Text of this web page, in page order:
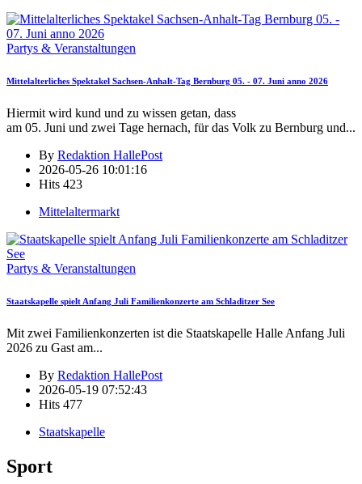
Partys & Veranstaltungen
Mittelalterliches Spektakel Sachsen-Anhalt-Tag Bernburg 05. - 07. Juni anno 2026
Hiermit wird kund und zu wissen getan, dass
am 05. Juni und zwei Tage hernach, für das Volk zu Bernburg und...
By Redaktion HallePost
2026-05-26 10:01:16
Hits 423
Mittelaltermarkt
Partys & Veranstaltungen
Staatskapelle spielt Anfang Juli Familienkonzerte am Schladitzer See
Mit zwei Familienkonzerten ist die Staatskapelle Halle Anfang Juli
2026 zu Gast am...
By Redaktion HallePost
2026-05-19 07:52:43
Hits 477
Staatskapelle
Sport